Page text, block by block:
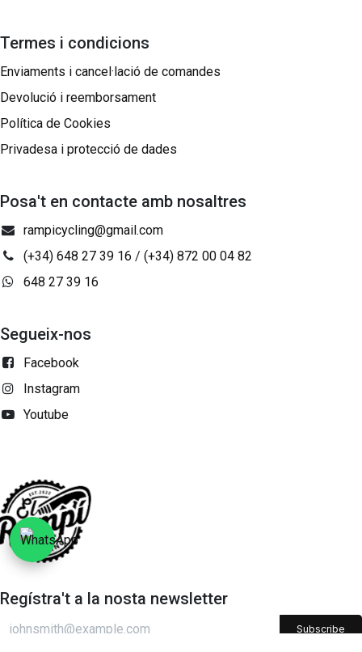
Termes i condicions
Enviaments i cancel·lació de comandes
Devolució i reemborsament
Política de Cookies
Privadesa i protecció de dades
Posa't en contacte amb nosaltres
rampicycling@gmail.com
(+34) 648 27 39 16 / (+34) 872 00 04 82
648 27 39 16
Segueix-nos
Facebook
Instagram
Youtube
Regístra't a la nosta newsletter
Subscribe